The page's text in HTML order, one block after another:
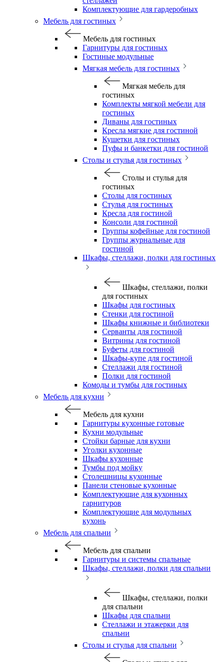
Комплектующие для гардеробных
Мебель для гостиных
Мебель для гостиных
Гарнитуры для гостиных
Гостиные модульные
Мягкая мебель для гостиных
Мягкая мебель для
гостиных
Комплекты мягкой мебели для
гостиных
Диваны для гостиных
Кресла мягкие для гостиной
Кушетки для гостиных
Пуфы и банкетки для гостиной
Столы и стулья для гостиных
Столы и стулья для
гостиных
Столы для гостиных
Стулья для гостиных
Кресла для гостиной
Консоли для гостиной
Группы кофейные для гостиной
Группы журнальные для
гостиной
Шкафы, стеллажи, полки для гостиных
Шкафы, стеллажи, полки
для гостиных
Шкафы для гостиных
Стенки для гостиной
Шкафы книжные и библиотеки
Серванты для гостиной
Витрины для гостиной
Буфеты для гостиной
Шкафы-купе для гостиной
Стеллажи для гостиной
Полки для гостиной
Комоды и тумбы для гостиных
Мебель для кухни
Мебель для кухни
Гарнитуры кухонные готовые
Кухни модульные
Стойки барные для кухни
Уголки кухонные
Шкафы кухонные
Тумбы под мойку
Столешницы кухонные
Панели стеновые кухонные
Комплектующие для кухонных
гарнитуров
Комплектующие для модульных
кухонь
Мебель для спальни
Мебель для спальни
Гарнитуры и системы спальные
Шкафы, стеллажи, полки для спальни
Шкафы, стеллажи, полки
для спальни
Шкафы для спальни
Стеллажи и этажерки для
спальни
Столы и стулья для спальни